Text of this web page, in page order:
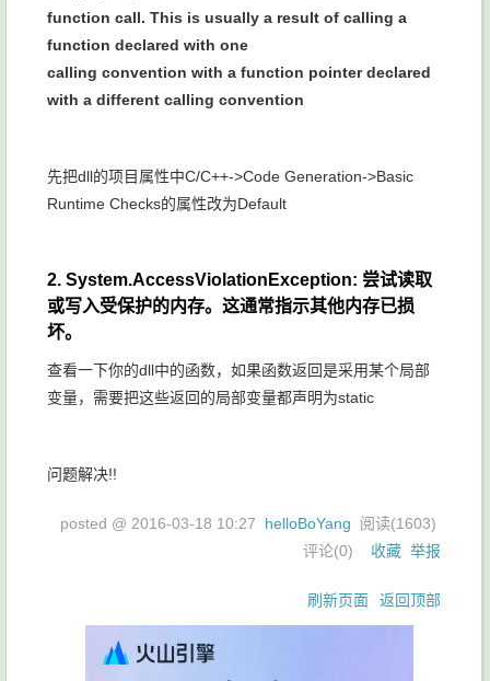
function call. This is usually a result of calling a
function declared with one
calling convention with a function pointer declared
with a different calling convention
先把dll的项目属性中C/C++->Code Generation->Basic
Runtime Checks的属性改为Default
2. System.AccessViolationException: 尝试读取
或写入受保护的内存。这通常指示其他内存已损
坏。
查看一下你的dll中的函数，如果函数返回是采用某个局部
变量，需要把这些返回的局部变量都声明为static
问题解决!!
posted @ 2016-03-18 10:27 helloBoYang 阅读(1603)
评论(0) 收藏 举报
刷新页面 返回顶部